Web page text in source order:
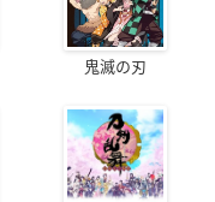
鬼滅の刃